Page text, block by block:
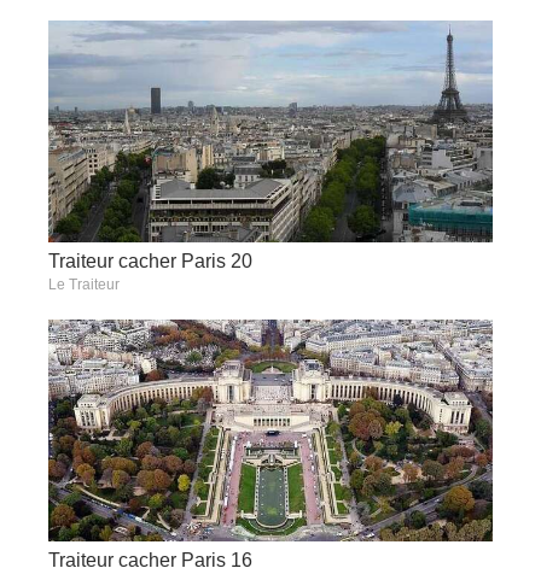
Traiteur cacher Paris 20
Le Traiteur
Traiteur cacher Paris 16